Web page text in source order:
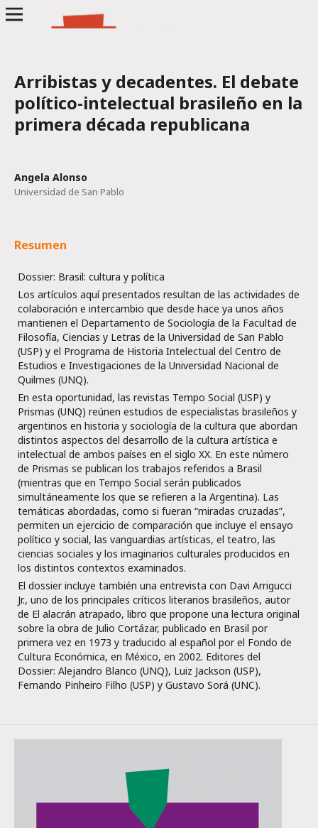
Arribistas y decadentes. El debate
político-intelectual brasileño en la
primera década republicana
Angela Alonso
Universidad de San Pablo
Resumen
Dossier: Brasil: cultura y política
Los artículos aquí presentados resultan de las actividades de
colaboración e intercambio que desde hace ya unos años
mantienen el Departamento de Sociología de la Facultad de
Filosofía, Ciencias y Letras de la Universidad de San Pablo
(USP) y el Programa de Historia Intelectual del Centro de
Estudios e Investigaciones de la Universidad Nacional de
Quilmes (UNQ).
En esta oportunidad, las revistas Tempo Social (USP) y
Prismas (UNQ) reúnen estudios de especialistas brasileños y
argentinos en historia y sociología de la cultura que abordan
distintos aspectos del desarrollo de la cultura artística e
intelectual de ambos países en el siglo XX. En este número
de Prismas se publican los trabajos referidos a Brasil
(mientras que en Tempo Social serán publicados
simultáneamente los que se refieren a la Argentina). Las
temáticas abordadas, como si fueran “miradas cruzadas”,
permiten un ejercicio de comparación que incluye el ensayo
político y social, las vanguardias artísticas, el teatro, las
ciencias sociales y los imaginarios culturales producidos en
los distintos contextos examinados.
El dossier incluye también una entrevista con Davi Arrigucci
Jr., uno de los principales críticos literarios brasileños, autor
de El alacrán atrapado, libro que propone una lectura original
sobre la obra de Julio Cortázar, publicado en Brasil por
primera vez en 1973 y traducido al español por el Fondo de
Cultura Económica, en México, en 2002. Editores del
Dossier: Alejandro Blanco (UNQ), Luiz Jackson (USP),
Fernando Pinheiro Filho (USP) y Gustavo Sorá (UNC).